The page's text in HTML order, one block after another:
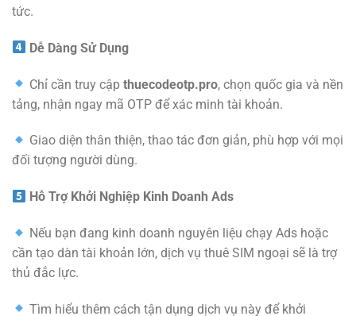
tức.
Dễ Dàng Sử Dụng
Chỉ cần truy cậpthuecodeotp.pro, chọn quốc gia và nền
tảng, nhận ngay mã OTP để xác minh tài khoản.
Giao diện thân thiện, thao tác đơn giản, phù hợp với mọi
đối tượng người dùng.
Hỗ Trợ Khởi Nghiệp Kinh Doanh Ads
Nếu bạn đang kinh doanh nguyên liệu chạy Ads hoặc
cần tạo dàn tài khoản lớn, dịch vụ thuê SIM ngoại sẽ là trợ
thủ đắc lực.
Tìm hiểu thêm cách tận dụng dịch vụ này để khởi